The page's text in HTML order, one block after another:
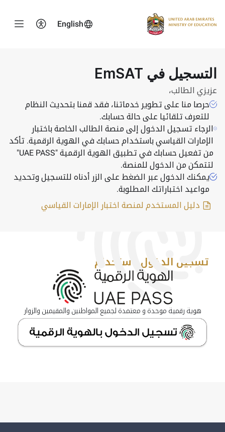
English
التسجيل في EmSAT
عزيزي الطالب،
حرصا منا على تطوير خدماتنا، فقد قمنا بتحديث النظام
للتعرف تلقائيا على حالة حسابك.
الرجاء تسجيل الدخول إلى منصة الطالب الخاصة باختبار
الإمارات القياسي باستخدام حسابك في الهوية الرقمية. تأكد
من تفعيل حسابك في تطبيق الهوية الرقمية "UAE PASS"
لتتمكن من الدخول للمنصة.
يمكنك الدخول عبر الضغط على الزر أدناه للتسجيل وتحديد
مواعيد اختباراتك المطلوبة.
دليل المستخدم لمنصة اختبار الإمارات القياسي
تسجيل الدخول باستخدام
هوية رقمية موحدة و معتمدة لجميع المواطنين والمقيمين والزوار